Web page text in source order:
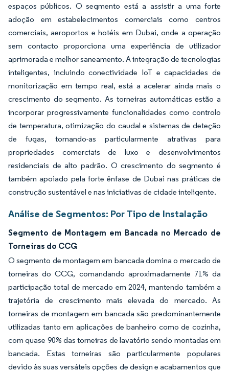
espaços públicos. O segmento está a assistir a uma forte
adoção em estabelecimentos comerciais como centros
comerciais, aeroportos e hotéis em Dubai, onde a operação
sem contacto proporciona uma experiência de utilizador
aprimorada e melhor saneamento. A integração de tecnologias
inteligentes, incluindo conectividade IoT e capacidades de
monitorização em tempo real, está a acelerar ainda mais o
crescimento do segmento. As torneiras automáticas estão a
incorporar progressivamente funcionalidades como controlo
de temperatura, otimização do caudal e sistemas de deteção
de fugas, tornando-as particularmente atrativas para
propriedades comerciais de luxo e desenvolvimentos
residenciais de alto padrão. O crescimento do segmento é
também apoiado pela forte ênfase de Dubai nas práticas de
construção sustentável e nas iniciativas de cidade inteligente.
Análise de Segmentos: Por Tipo de Instalação
Segmento de Montagem em Bancada no Mercado de
Torneiras do CCG
O segmento de montagem em bancada domina o mercado de
torneiras do CCG, comandando aproximadamente 71% da
participação total de mercado em 2024, mantendo também a
trajetória de crescimento mais elevada do mercado. As
torneiras de montagem em bancada são predominantemente
utilizadas tanto em aplicações de banheiro como de cozinha,
com quase 90% das torneiras de lavatório sendo montadas em
bancada. Estas torneiras são particularmente populares
devido às suas versáteis opções de design e acabamentos que